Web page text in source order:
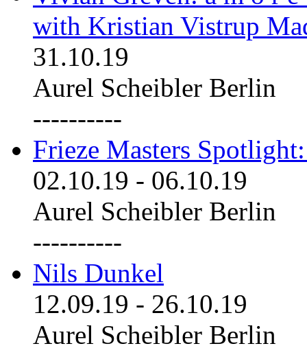
with Kristian Vistrup
31.10.19
Aurel Scheibler Berlin
----------
Frieze Masters
02.10.19 - 06.10.19
Aurel Scheibler Berlin
----------
Nils Dunkel
12.09.19 - 26.10.19
Aurel Scheibler Berlin